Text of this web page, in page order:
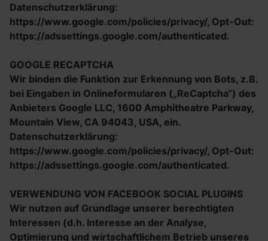
Datenschutzerklärung:
https://www.google.com/policies/privacy/, Opt-Out:
https://adssettings.google.com/authenticated.
GOOGLE RECAPTCHA
Wir binden die Funktion zur Erkennung von Bots, z.B.
bei Eingaben in Onlineformularen („ReCaptcha“) des
Anbieters Google LLC, 1600 Amphitheatre Parkway,
Mountain View, CA 94043, USA, ein.
Datenschutzerklärung:
https://www.google.com/policies/privacy/, Opt-Out:
https://adssettings.google.com/authenticated.
VERWENDUNG VON FACEBOOK SOCIAL PLUGINS
Wir nutzen auf Grundlage unserer berechtigten
Interessen (d.h. Interesse an der Analyse,
Optimierung und wirtschaftlichem Betrieb unseres